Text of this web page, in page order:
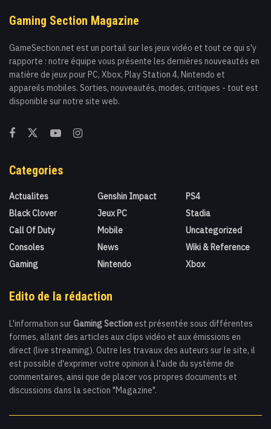
Gaming Section Magazine
GameSection.net est un portail sur les jeux vidéo et tout ce qui s'y
rapporte : notre équipe vous présente les dernières nouveautés en
matière de jeux pour PC, Xbox, Play Station 4, Nintendo et
appareils mobiles. Sorties, nouveautés, modes, critiques - tout est
disponible sur notre site web.
Categories
Actualites
Black Clover
Call Of Duty
Consoles
Gaming
Genshin Impact
Jeux PC
Mobile
News
Nintendo
PS4
Stadia
Uncategorized
Wiki & Reference
Xbox
Edito de la rédaction
L'information sur Gaming Section est présentée sous différentes
formes, allant des articles aux clips vidéo et aux émissions en
direct (live streaming). Outre les travaux des auteurs sur le site, il
est possible d'exprimer votre opinion à l'aide du système de
commentaires, ainsi que de placer vos propres documents et
discussions dans la section "Magazine".